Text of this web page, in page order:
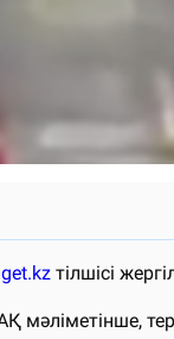
тілшісі